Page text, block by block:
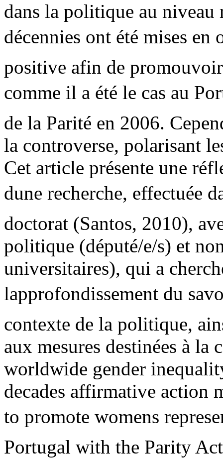
dans la politique au niveau
décennies ont été mises en
positive afin de
comme il a été le cas au
de la Parité en 2006.
la controverse, polarisant
Cet article présente une
dune recherche, effectuée
doctorat (Santos, 2010),
politique (député/e/s) et
universitaires), qui a
lapprofondissement du
contexte de la politique,
aux mesures destinées à
worldwide gender
decades affirmative action
to promote womens
Portugal with the Parity